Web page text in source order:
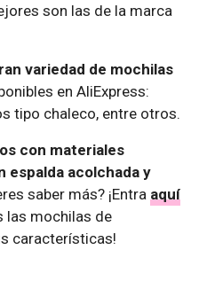
son las de la marca
variedad de mochilas
en AliExpress:
tipo chaleco, entre otros.
con materiales
espalda acolchada y
saber más? ¡Entra aquí
las mochilas de
características!